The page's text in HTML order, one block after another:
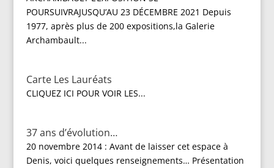
POURSUIVRAJUSQU’AU 23 DÉCEMBRE 2021 Depuis
1977, après plus de 200 expositions,la Galerie
Archambault...
Carte Les Lauréats
CLIQUEZ ICI POUR VOIR LES...
37 ans d’évolution…
20 novembre 2014 : Avant de laisser cet espace à
Denis, voici quelques renseignements… Présentation